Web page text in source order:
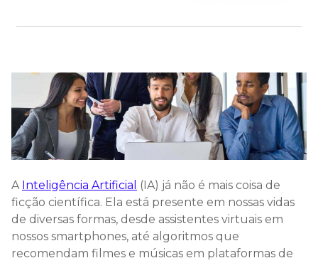
A Inteligência Artificial
(IA) já não é mais coisa de
ficção científica. Ela está presente em nossas vidas
de diversas formas, desde assistentes virtuais em
nossos smartphones, até algoritmos que
recomendam filmes e músicas em plataformas de